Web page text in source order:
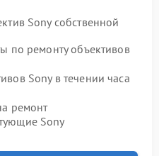
Sony собственной
по ремонту объективов
Sony в течении часа
ремонт
Sony